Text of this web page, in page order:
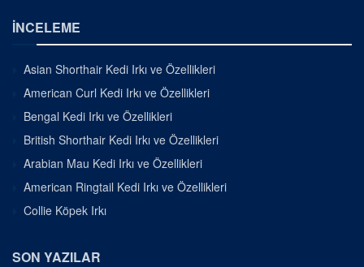
İNCELEME
Asian Shorthair Kedi Irkı ve Özellikleri
American Curl Kedi Irkı ve Özellikleri
Bengal Kedi Irkı ve Özellikleri
British Shorthair Kedi Irkı ve Özellikleri
Arabian Mau Kedi Irkı ve Özellikleri
American Ringtail Kedi Irkı ve Özellikleri
Collie Köpek Irkı
SON YAZILAR